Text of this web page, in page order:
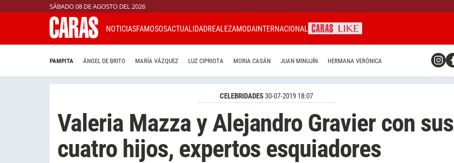
SÁBADO 08 DE AGOSTO DEL 2026
NOTICIASFAMOSOSACTUALIDADREALEZAMODAINTERNACIONAL
PAMPITA ÁNGEL DE BRITO MARÍA VÁZQUEZ LUZ CIPRIOTA MORIA CASÁN JUAN MINUJÍN HERMANA VERÓNICA
CELEBRIDADES30-07-2019 18:07
Valeria Mazza y Alejandro Gravier con sus
cuatro hijos, expertos esquiadores